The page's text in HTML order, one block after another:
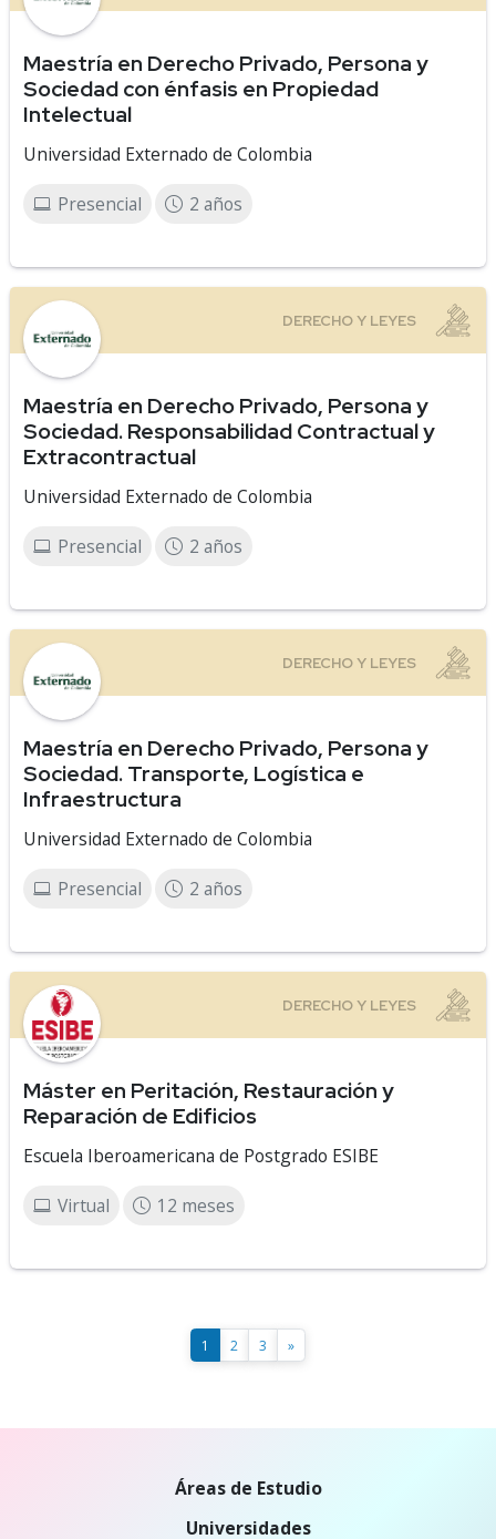
Maestría en Derecho Privado, Persona y
Sociedad con énfasis en Propiedad
Intelectual
Universidad Externado de Colombia
Presencial 2 años
Maestría en Derecho Privado, Persona y
Sociedad. Responsabilidad Contractual y
Extracontractual
Universidad Externado de Colombia
Presencial 2 años
Maestría en Derecho Privado, Persona y
Sociedad. Transporte, Logística e
Infraestructura
Universidad Externado de Colombia
Presencial 2 años
Máster en Peritación, Restauración y
Reparación de Edificios
Escuela Iberoamericana de Postgrado ESIBE
Virtual 12 meses
1 2 3 »
Áreas de Estudio
Universidades